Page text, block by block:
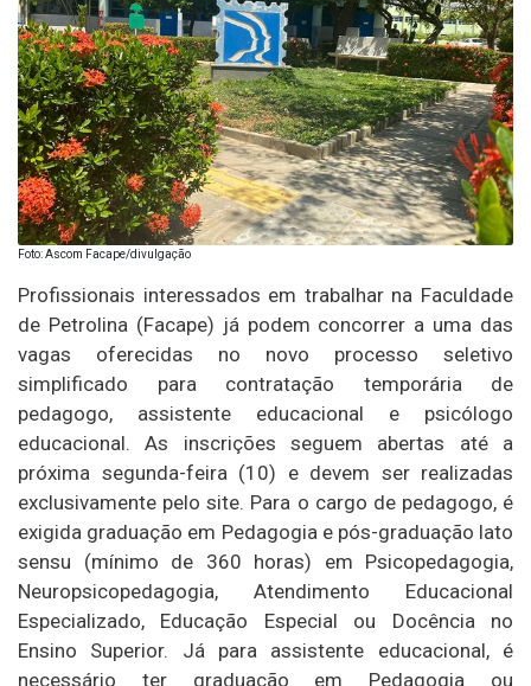
Foto: Ascom Facape/divulgação
Profissionais interessados em trabalhar na Faculdade
de Petrolina (Facape) já podem concorrer a uma das
vagas oferecidas no novo processo seletivo
simplificado para contratação temporária de
pedagogo, assistente educacional e psicólogo
educacional. As inscrições seguem abertas até a
próxima segunda-feira (10) e devem ser realizadas
exclusivamente pelo site. Para o cargo de pedagogo, é
exigida graduação em Pedagogia e pós-graduação lato
sensu (mínimo de 360 horas) em Psicopedagogia,
Neuropsicopedagogia, Atendimento Educacional
Especializado, Educação Especial ou Docência no
Ensino Superior. Já para assistente educacional, é
necessário ter graduação em Pedagogia ou